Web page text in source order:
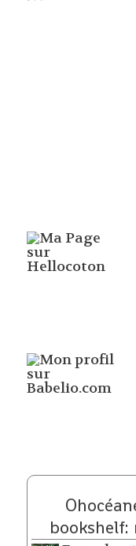
bookshelf: